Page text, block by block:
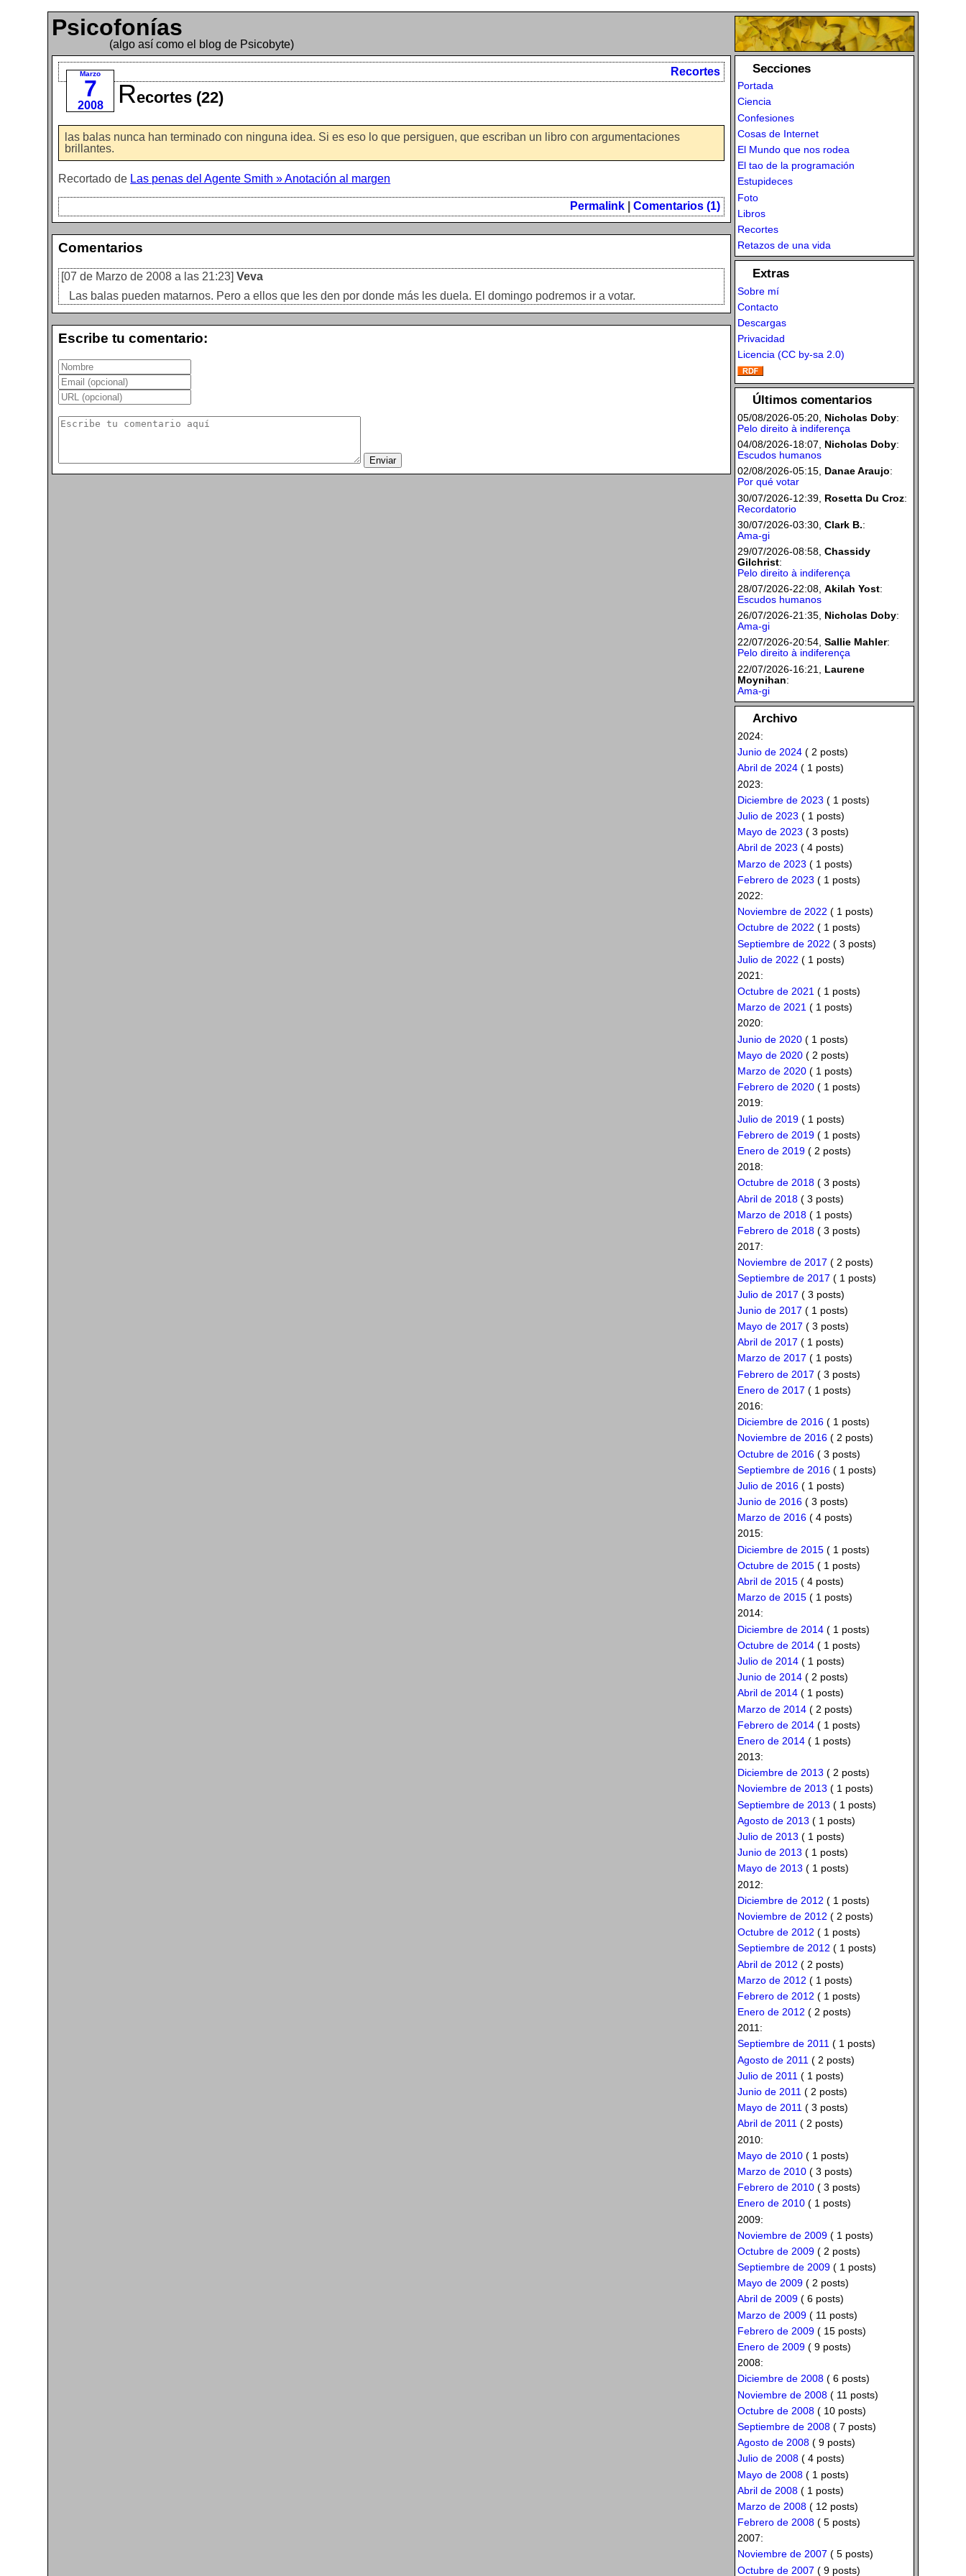
Psicofonías
(algo así como el blog de Psicobyte)
Marzo
7
2008
Recortes
Recortes (22)
las balas nunca han terminado con ninguna idea. Si es eso lo que persiguen, que escriban un libro con argumentaciones
brillantes.
Recortado de Las penas del Agente Smith » Anotación al margen
Permalink Comentarios (1)
Comentarios
[07 de Marzo de 2008 a las 21:23] Veva
Las balas pueden matarnos. Pero a ellos que les den por donde más les duela. El domingo podremos ir a votar.
Escribe tu comentario:
Secciones
Portada
Ciencia
Confesiones
Cosas de Internet
El Mundo que nos rodea
El tao de la programación
Estupideces
Foto
Libros
Recortes
Retazos de una vida
Extras
Sobre mí
Contacto
Descargas
Privacidad
Licencia (CC by-sa 2.0)
Últimos comentarios
05/08/2026-05:20, Nicholas Doby:
Pelo direito à indiferença
04/08/2026-18:07, Nicholas Doby:
Escudos humanos
02/08/2026-05:15, Danae Araujo:
Por qué votar
30/07/2026-12:39, Rosetta Du Croz:
Recordatorio
30/07/2026-03:30, Clark B.:
Ama-gi
29/07/2026-08:58, Chassidy
Gilchrist:
Pelo direito à indiferença
28/07/2026-22:08, Akilah Yost:
Escudos humanos
26/07/2026-21:35, Nicholas Doby:
Ama-gi
22/07/2026-20:54, Sallie Mahler:
Pelo direito à indiferença
22/07/2026-16:21, Laurene
Moynihan:
Ama-gi
Archivo
2024:
Junio de 2024( 2 posts)
Abril de 2024( 1 posts)
2023:
Diciembre de 2023 ( 1 posts)
Julio de 2023 ( 1 posts)
Mayo de 2023 ( 3 posts)
Abril de 2023 ( 4 posts)
Marzo de 2023 ( 1 posts)
Febrero de 2023 ( 1 posts)
2022:
Noviembre de 2022 ( 1 posts)
Octubre de 2022 ( 1 posts)
Septiembre de 2022 ( 3 posts)
Julio de 2022 ( 1 posts)
2021:
Octubre de 2021 ( 1 posts)
Marzo de 2021( 1 posts)
2020:
Junio de 2020( 1 posts)
Mayo de 2020( 2 posts)
Marzo de 2020( 1 posts)
Febrero de 2020( 1 posts)
2019:
Julio de 2019( 1 posts)
Febrero de 2019( 1 posts)
Enero de 2019( 2 posts)
2018:
Octubre de 2018( 3 posts)
Abril de 2018( 3 posts)
Marzo de 2018( 1 posts)
Febrero de 2018( 3 posts)
2017:
Noviembre de 2017 ( 2 posts)
Septiembre de 2017 ( 1 posts)
Julio de 2017 ( 3 posts)
Junio de 2017 ( 1 posts)
Mayo de 2017 ( 3 posts)
Abril de 2017 ( 1 posts)
Marzo de 2017 ( 1 posts)
Febrero de 2017 ( 3 posts)
Enero de 2017 ( 1 posts)
2016:
Diciembre de 2016( 1 posts)
Noviembre de 2016( 2 posts)
Octubre de 2016( 3 posts)
Septiembre de 2016( 1 posts)
Julio de 2016( 1 posts)
Junio de 2016( 3 posts)
Marzo de 2016( 4 posts)
2015:
Diciembre de 2015( 1 posts)
Octubre de 2015( 1 posts)
Abril de 2015( 4 posts)
Marzo de 2015( 1 posts)
2014:
Diciembre de 2014( 1 posts)
Octubre de 2014( 1 posts)
Julio de 2014( 1 posts)
Junio de 2014( 2 posts)
Abril de 2014( 1 posts)
Marzo de 2014( 2 posts)
Febrero de 2014( 1 posts)
Enero de 2014( 1 posts)
2013:
Diciembre de 2013 ( 2 posts)
Noviembre de 2013 ( 1 posts)
Septiembre de 2013 ( 1 posts)
Agosto de 2013 ( 1 posts)
Julio de 2013 ( 1 posts)
Junio de 2013 ( 1 posts)
Mayo de 2013 ( 1 posts)
2012:
Diciembre de 2012 ( 1 posts)
Noviembre de 2012 ( 2 posts)
Octubre de 2012 ( 1 posts)
Septiembre de 2012 ( 1 posts)
Abril de 2012 ( 2 posts)
Marzo de 2012 ( 1 posts)
Febrero de 2012 ( 1 posts)
Enero de 2012 ( 2 posts)
2011:
Septiembre de 2011( 1 posts)
Agosto de 2011 ( 2 posts)
Julio de 2011 ( 1 posts)
Junio de 2011 ( 2 posts)
Mayo de 2011 ( 3 posts)
Abril de 2011( 2 posts)
2010:
Mayo de 2010( 1 posts)
Marzo de 2010( 3 posts)
Febrero de 2010( 3 posts)
Enero de 2010( 1 posts)
2009:
Noviembre de 2009( 1 posts)
Octubre de 2009( 2 posts)
Septiembre de 2009( 1 posts)
Mayo de 2009( 2 posts)
Abril de 2009( 6 posts)
Marzo de 2009( 11 posts)
Febrero de 2009( 15 posts)
Enero de 2009( 9 posts)
2008:
Diciembre de 2008( 6 posts)
Noviembre de 2008( 11 posts)
Octubre de 2008( 10 posts)
Septiembre de 2008( 7 posts)
Agosto de 2008( 9 posts)
Julio de 2008( 4 posts)
Mayo de 2008( 1 posts)
Abril de 2008( 1 posts)
Marzo de 2008( 12 posts)
Febrero de 2008( 5 posts)
2007:
Noviembre de 2007 ( 5 posts)
Octubre de 2007 ( 9 posts)